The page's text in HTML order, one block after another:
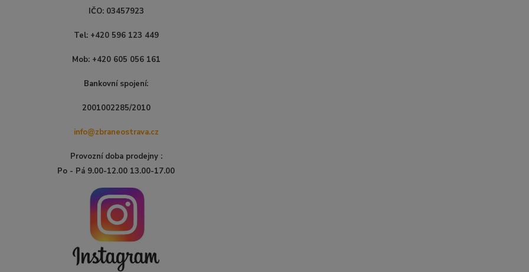
IČO: 03457923
Tel: +420 596 123 449
Mob: +420 605 056 161
Bankovní spojení:
2001002285/2010
info@zbraneostrava.cz
Provozní doba prodejny :
Po - Pá 9.00-12.00 13.00-17.00